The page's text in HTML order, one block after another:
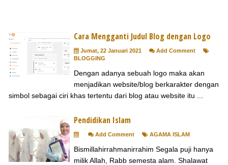
Cara Mengganti Judul Blog dengan Logo
Jumat, 22 Januari 2021
Add Comment
BLOGGING
Dengan adanya sebuah logo maka akan
menjadikan website/blog berkarakter dengan
simbol sebagai ciri khas tertentu dari blog atau website itu ...
Pendidikan Islam
Add Comment AGAMA ISLAM
Bismillahirrahmanirrahim Segala puji hanya
milik Allah, Rabb semesta alam. Shalawat